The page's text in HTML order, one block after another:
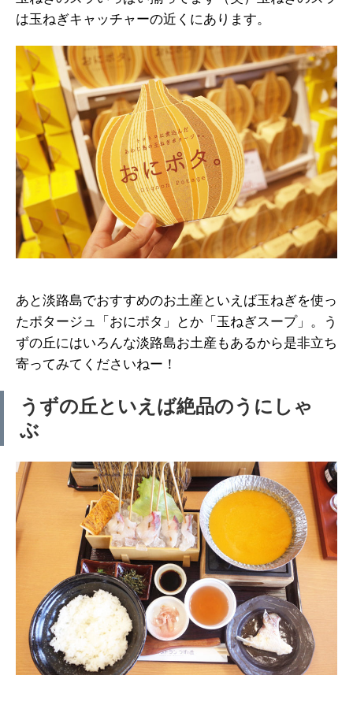
は玉ねぎキャッチャーの近くにあります。
あと淡路島でおすすめのお土産といえば玉ねぎを使っ
たポタージュ「おにポタ」とか「玉ねぎスープ」。う
ずの丘にはいろんな淡路島お土産もあるから是非立ち
寄ってみてくださいねー！
うずの丘といえば絶品のうにしゃ
ぶ